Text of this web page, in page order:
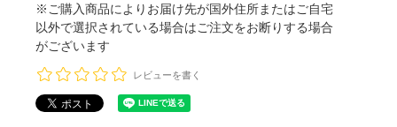
※ご購入商品によりお届け先が国外住所またはご自宅
以外で選択されている場合はご注文をお断りする場合
がございます
レビューを書く